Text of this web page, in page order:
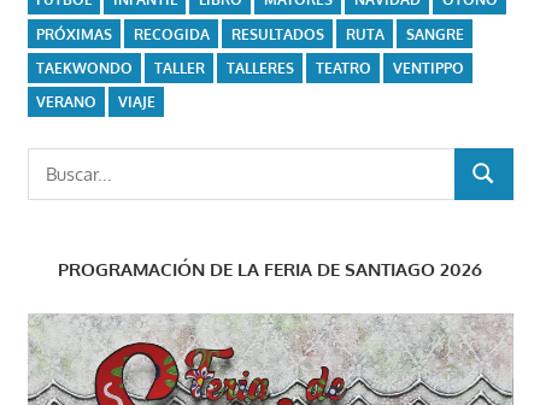
PRÓXIMAS
RECOGIDA RESULTADOS RUTA
SANGRE
TAEKWONDO
TALLER TALLERES TEATRO
VENTIPPO
VERANO
VIAJE
BUSCAR
PROGRAMACIÓN DE LA FERIA DE SANTIAGO 2026